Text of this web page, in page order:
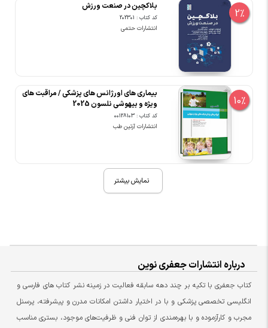
2%
بلاکچین در صنعت ورزش
کد کتاب : 202301
انتشارات حتمی
10%
بیماری های اورژانس های پزشکی / مراقبت های
ویژه و بیهوشی نلسون 2025
کد کتاب : 00128103
انتشارات آرتین طب
نمایش بیشتر
درباره انتشارات جعفری نوین
کتاب جعفری با تکیه بر چند دهه سابقه فعالیت در زمینه نشر کتاب های فارسی و
انگلیسی تخصصی پزشکی و با در اختیار داشتن امکانات مدرن و پیشرفته، پرسنل
مجرب و کارآزموده و با بهره‌مندی از توان فنی و ظرفیت‌های موجود، بستری مناسب